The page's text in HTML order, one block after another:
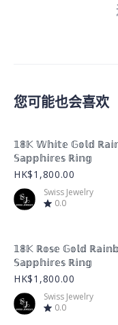
您可能也会喜欢
Product Image
𝟙𝟠𝕂 𝕎𝕙𝕚𝕥𝕖 𝔾𝕠𝕝𝕕
𝕊𝕒𝕡𝕡𝕙𝕚𝕣𝕖𝕤 ℝ𝕚𝕟𝕘
HK$1,800.00
Swiss Jewelry
0.0
Product Image
𝟙𝟠𝕂 ℝ𝕠𝕤𝕖 𝔾𝕠𝕝𝕕
𝕊𝕒𝕡𝕡𝕙𝕚𝕣𝕖𝕤 ℝ𝕚𝕟𝕘
HK$1,800.00
Swiss Jewelry
0.0